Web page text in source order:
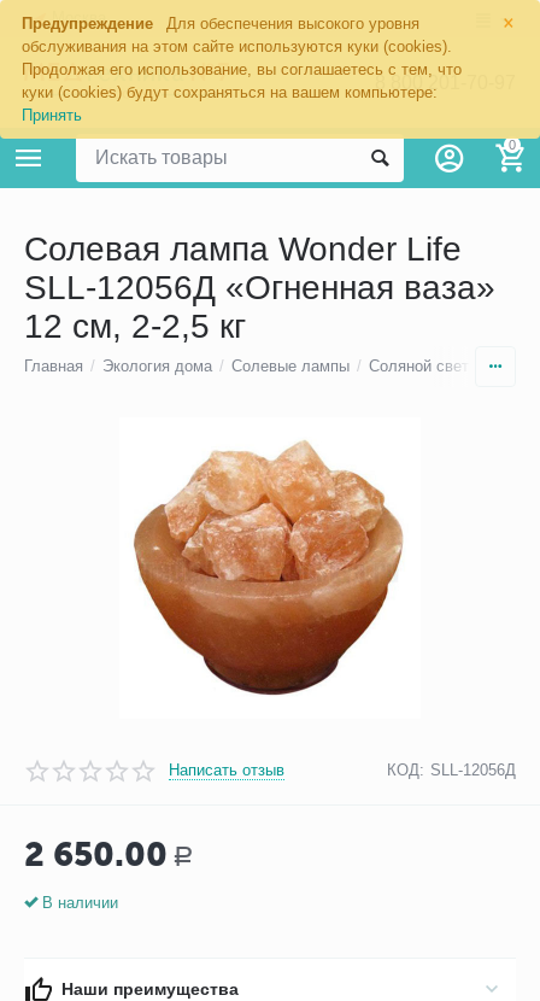
×
Предупреждение
Для обеспечения высокого уровня
обслуживания на этом сайте используются куки (cookies).
Продолжая его использование, вы соглашаетесь с тем, что
куки (cookies) будут сохраняться на вашем компьютере:
Принять
Москва
8 800 201-70-97
0
Солевая лампа Wonder Life
SLL-12056Д «Огненная ваза»
12 см, 2-2,5 кг
Главная / Экология дома / Солевые лампы / Соляной светильник
Написать отзыв КОД: SLL-12056Д
2 650.00 Р
В наличии
Наши преимущества